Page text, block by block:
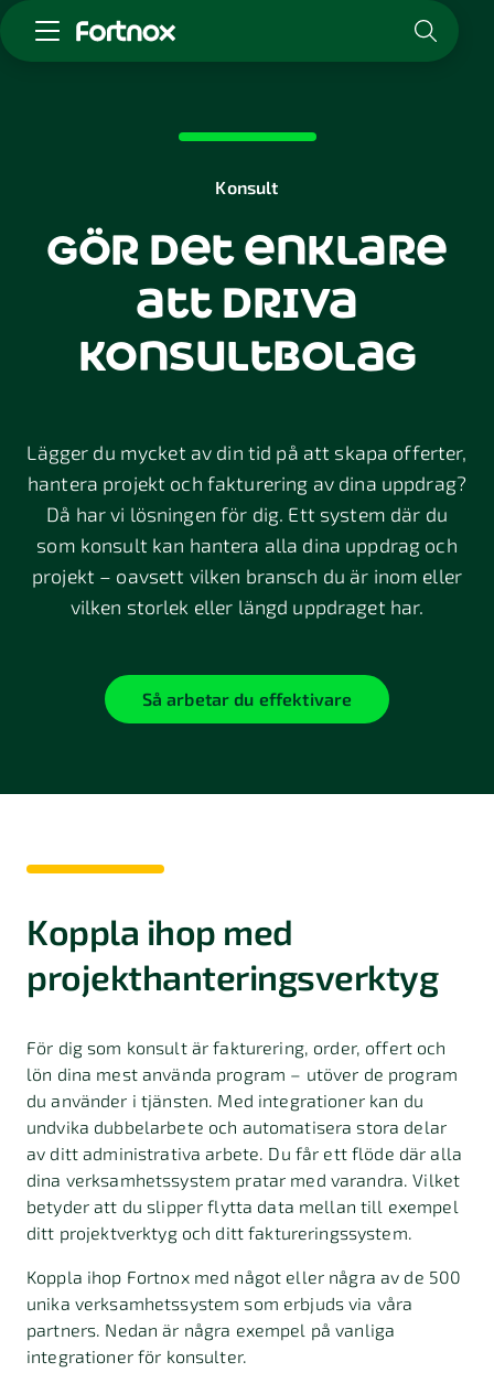
Konsult
gör det enklare
att driva
konsultbolag
Lägger du mycket av din tid på att skapa offerter,
hantera projekt och fakturering av dina uppdrag?
Då har vi lösningen för dig. Ett system där du
som konsult kan hantera alla dina uppdrag och
projekt – oavsett vilken bransch du är inom eller
vilken storlek eller längd uppdraget har.
Så arbetar du effektivare
Koppla ihop med
projekthanteringsverktyg
För dig som konsult är fakturering, order, offert och
lön dina mest använda program – utöver de program
du använder i tjänsten. Med integrationer kan du
undvika dubbelarbete och automatisera stora delar
av ditt administrativa arbete. Du får ett flöde där alla
dina verksamhetssystem pratar med varandra. Vilket
betyder att du slipper flytta data mellan till exempel
ditt projektverktyg och ditt faktureringssystem.
Koppla ihop Fortnox med något eller några av de 500
unika verksamhetssystem som erbjuds via våra
partners. Nedan är några exempel på vanliga
integrationer för konsulter.